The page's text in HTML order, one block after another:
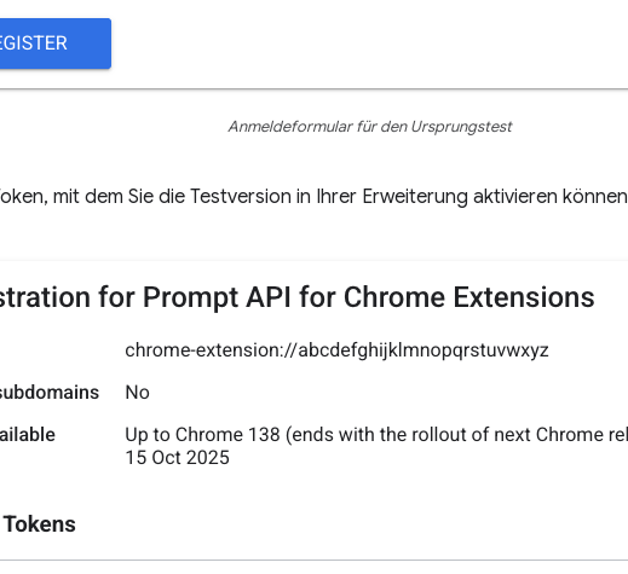
Anmeldeformular für den Ursprungstest
mit dem Sie die Testversion in Ihrer Erweiterung aktivieren